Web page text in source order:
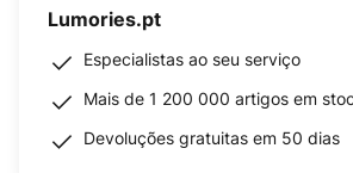
Lumories.pt
Especialistas ao seu serviço
Mais de 1 200 000 artigos em
Devoluções gratuitas em 50 dias